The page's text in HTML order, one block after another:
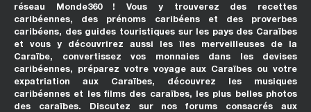
réseau Monde360 ! Vous y trouverez des recettes
caribéennes, des prénoms caribéens et des proverbes
caribéens, des guides touristiques sur les pays des Caraïbes
et vous y découvrirez aussi les îles merveilleuses de la
Caraïbe, convertissez vos monnaies dans les devises
caribéennes, préparez votre voyage aux Caraïbes ou votre
expatriation aux Caraïbes, découvrez les musiques
caribéennes et les films des caraïbes, les plus belles photos
des caraïbes. Discutez sur nos forums consacrés aux